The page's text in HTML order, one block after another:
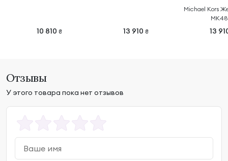
10 810 ₴ 13 910 ₴
Michael Kors
13
Отзывы
У этого товара пока нет отзывов